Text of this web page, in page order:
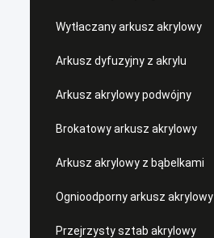
Wytłaczany arkusz akrylowy
Arkusz dyfuzyjny z akrylu
Arkusz akrylowy podwójny
Brokatowy arkusz akrylowy
Arkusz akrylowy z bąbelkami
Ognioodporny arkusz akrylowy
Przejrzysty sztab akrylowy